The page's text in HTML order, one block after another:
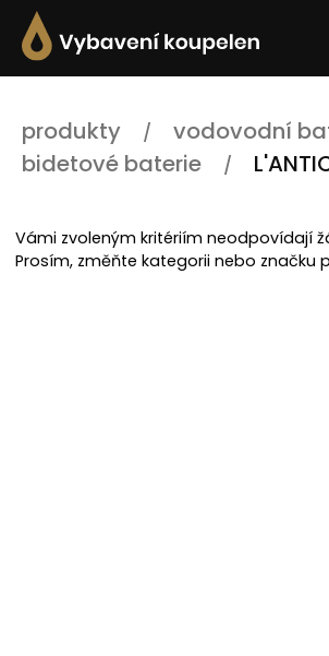
produkty
vodovodní
bidetové baterie
Vámi zvoleným kritériím neodpovídají
Prosím, změňte kategorii nebo značku